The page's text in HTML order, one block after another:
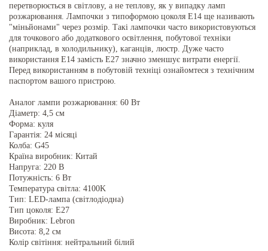
перетворюється в світлову, а не теплову, як у випадку ламп
розжарювання. Лампочки з типоформою цоколя E14 ще називають
"міньйонами" через розмір. Такі лампочки часто використовуються
для точкового або додаткового освітлення, побутової техніки
(наприклад, в холодильнику), каганців, люстр. Дуже часто
використання E14 замість E27 значно зменшує витрати енергії.
Перед використанням в побутовій техніці ознайомтеся з технічним
паспортом вашого пристрою.
Аналог лампи розжарювання: 60 Вт
Діаметр: 4,5 см
Форма: куля
Гарантія: 24 місяці
Колба: G45
Країна виробник: Китай
Напруга: 220 В
Потужність: 6 Вт
Температура світла: 4100K
Тип: LED-лампа (світлодіодна)
Тип цоколя: E27
Виробник: Lebron
Висота: 8,2 см
Колір світіння: нейтральний білий